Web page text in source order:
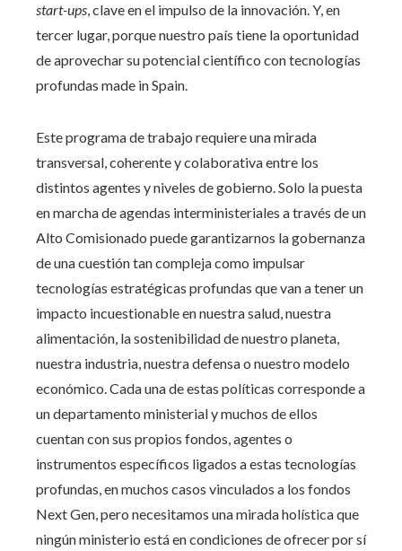
start-ups, clave en el impulso de la innovación. Y, en
tercer lugar, porque nuestro país tiene la oportunidad
de aprovechar su potencial científico con tecnologías
profundas made in Spain.
Este programa de trabajo requiere una mirada
transversal, coherente y colaborativa entre los
distintos agentes y niveles de gobierno. Solo la puesta
en marcha de agendas interministeriales a través de un
Alto Comisionado puede garantizarnos la gobernanza
de una cuestión tan compleja como impulsar
tecnologías estratégicas profundas que van a tener un
impacto incuestionable en nuestra salud, nuestra
alimentación, la sostenibilidad de nuestro planeta,
nuestra industria, nuestra defensa o nuestro modelo
económico. Cada una de estas políticas corresponde a
un departamento ministerial y muchos de ellos
cuentan con sus propios fondos, agentes o
instrumentos específicos ligados a estas tecnologías
profundas, en muchos casos vinculados a los fondos
Next Gen, pero necesitamos una mirada holística que
ningún ministerio está en condiciones de ofrecer por sí